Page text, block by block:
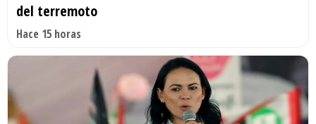
del terremoto
Hace 15 horas